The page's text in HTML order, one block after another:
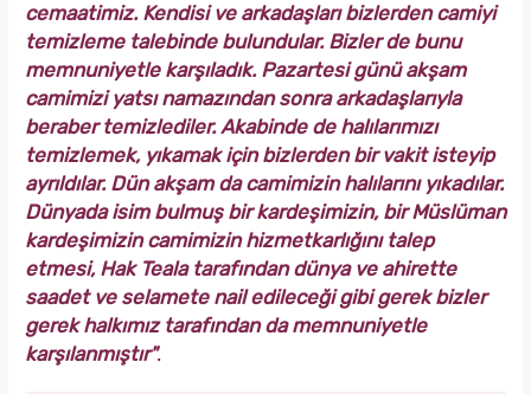
cemaatimiz. Kendisi ve arkadaşları bizlerden camiyi
temizleme talebinde bulundular. Bizler de bunu
memnuniyetle karşıladık. Pazartesi günü akşam
camimizi yatsı namazından sonra arkadaşlarıyla
beraber temizlediler. Akabinde de halılarımızı
temizlemek, yıkamak için bizlerden bir vakit isteyip
ayrıldılar. Dün akşam da camimizin halılarını yıkadılar.
Dünyada isim bulmuş bir kardeşimizin, bir Müslüman
kardeşimizin camimizin hizmetkarlığını talep
etmesi, Hak Teala tarafından dünya ve ahirette
saadet ve selamete nail edileceği gibi gerek bizler
gerek halkımız tarafından da memnuniyetle
karşılanmıştır".